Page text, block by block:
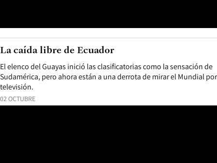
02 OCTUBRE
El elenco del Guayas inició las clasificatorias como la sensación de
Sudamérica, pero ahora están a una derrota de mirar el Mundial por
televisión.
La caída libre de Ecuador